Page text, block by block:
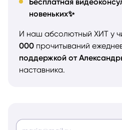
новеньких✨
И наш абсолютный ХИТ у
000 прочитываний
поддержкой от
наставника.